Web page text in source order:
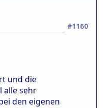
#1160
und die
alle sehr
den eigenen